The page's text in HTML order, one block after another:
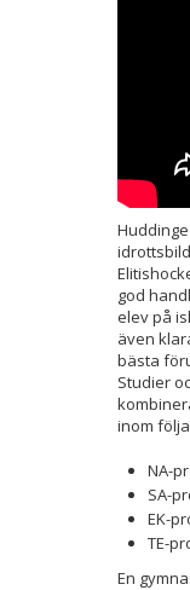
god
elev på
även
bästa
Studier
inom
NA-
SA-
EK-
TE-
En